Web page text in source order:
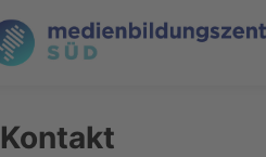
Kontakt